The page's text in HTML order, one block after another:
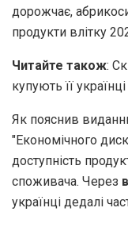
дорожчає,
продукти влітку
Читайте також:
купують її українці
Як пояснив
"Економічного
доступність
споживача. Через
українці дедалі